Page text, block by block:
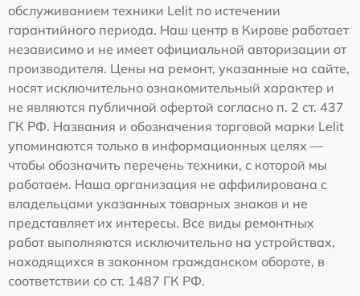
обслуживанием техники Lelit по истечении
гарантийного периода. Наш центр в Кирове работает
независимо и не имеет официальной авторизации от
производителя. Цены на ремонт, указанные на сайте,
носят исключительно ознакомительный характер и
не являются публичной офертой согласно п. 2 ст. 437
ГК РФ. Названия и обозначения торговой марки Lelit
упоминаются только в информационных целях —
чтобы обозначить перечень техники, с которой мы
работаем. Наша организация не аффилирована с
владельцами указанных товарных знаков и не
представляет их интересы. Все виды ремонтных
работ выполняются исключительно на устройствах,
находящихся в законном гражданском обороте, в
соответствии со ст. 1487 ГК РФ.